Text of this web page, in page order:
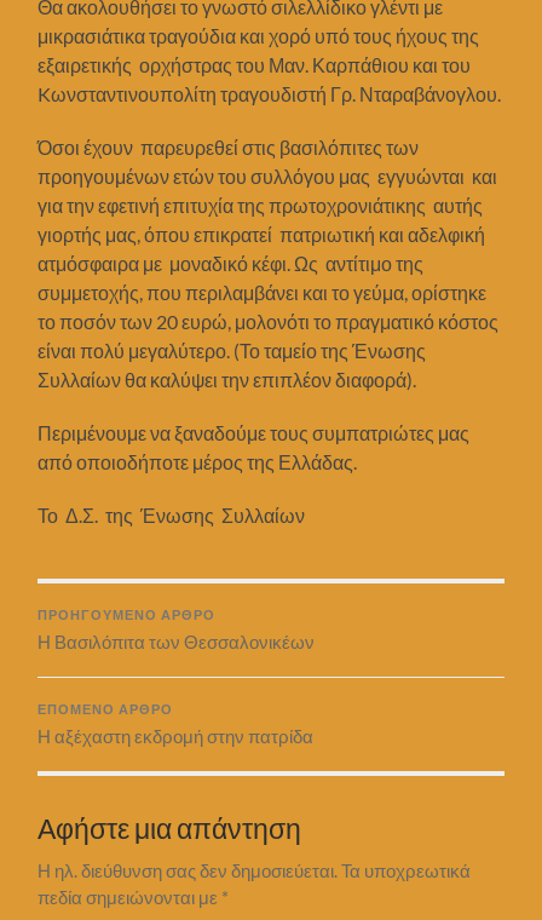
Θα ακολουθήσει το γνωστό σιλελλίδικο γλέντι με
μικρασιάτικα τραγούδια και χορό υπό τους ήχους της
εξαιρετικής ορχήστρας του Μαν. Καρπάθιου και του
Kωνσταντινουπολίτη τραγουδιστή Γρ. Νταραβάνογλου.
Όσοι έχουν παρευρεθεί στις βασιλόπιτες των
προηγουμένων ετών του συλλόγου μας εγγυώνται και
για την εφετινή επιτυχία της πρωτοχρονιάτικης αυτής
γιορτής μας, όπου επικρατεί πατριωτική και αδελφική
ατμόσφαιρα με μοναδικό κέφι. Ως αντίτιμο της
συμμετοχής, που περιλαμβάνει και το γεύμα, ορίστηκε
το ποσόν των 20 ευρώ, μολονότι το πραγματικό κόστος
είναι πολύ μεγαλύτερο. (Το ταμείο της Ένωσης
Συλλαίων θα καλύψει την επιπλέον διαφορά).
Περιμένουμε να ξαναδούμε τους συμπατριώτες μας
από οποιοδήποτε μέρος της Ελλάδας.
Το Δ.Σ. της Ένωσης Συλλαίων
ΠΡΟΗΓΟΎΜΕΝΟ ΆΡΘΡΟ
Η Βασιλόπιτα των Θεσσαλονικέων
ΕΠΌΜΕΝΟ ΆΡΘΡΟ
Η αξέχαστη εκδρομή στην πατρίδα
Αφήστε μια απάντηση
Η ηλ. διεύθυνση σας δεν δημοσιεύεται. Τα υποχρεωτικά
πεδία σημειώνονται με *